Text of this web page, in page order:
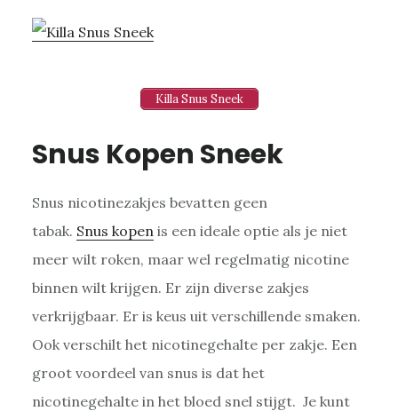
Killa Snus Sneek
Snus Kopen Sneek
Snus nicotinezakjes bevatten geen
tabak. Snus kopen is een ideale optie als je niet
meer wilt roken, maar wel regelmatig nicotine
binnen wilt krijgen. Er zijn diverse zakjes
verkrijgbaar. Er is keus uit verschillende smaken.
Ook verschilt het nicotinegehalte per zakje. Een
groot voordeel van snus is dat het
nicotinegehalte in het bloed snel stijgt. Je kunt